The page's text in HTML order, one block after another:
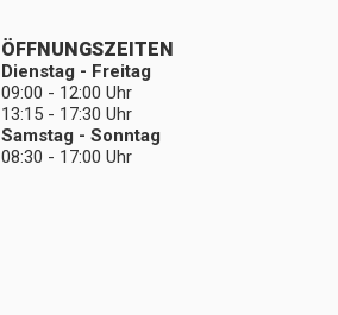
ÖFFNUNGSZEITEN
Dienstag - Freitag
09:00 - 12:00 Uhr
13:15 - 17:30 Uhr
Samstag - Sonntag
08:30 - 17:00 Uhr